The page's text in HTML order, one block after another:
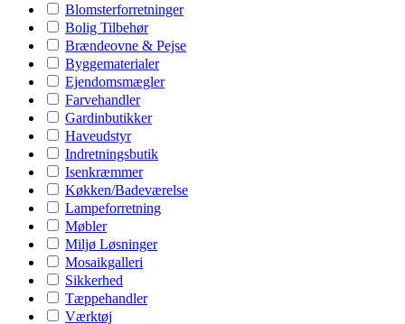
Blomsterforretninger
Bolig Tilbehør
Brændeovne & Pejse
Byggematerialer
Ejendomsmægler
Farvehandler
Gardinbutikker
Haveudstyr
Indretningsbutik
Isenkræmmer
Køkken/Badeværelse
Lampeforretning
Møbler
Miljø Løsninger
Mosaikgalleri
Sikkerhed
Tæppehandler
Værktøj